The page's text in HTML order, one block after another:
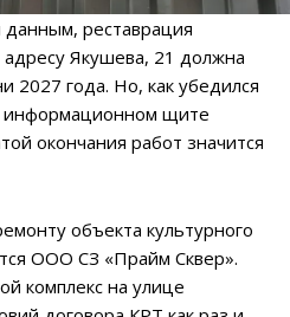
данным, реставрация
адресу Якушева, 21 должна
2027 года. Но, как убедился
информационном щите
окончания работ значится
объекта культурного
ООО СЗ «Прайм Сквер».
комплекс на улице